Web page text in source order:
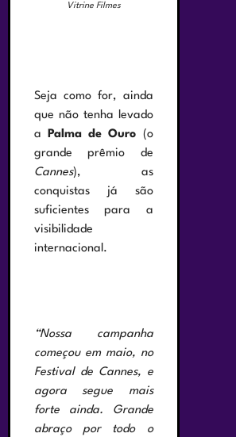
Vitrine Filmes
Seja como for, ainda
que não tenha levado
a Palma de Ouro (o
grande prêmio de
Cannes), as
conquistas já são
suficientes para a
visibilidade
internacional.
“Nossa campanha
começou em maio, no
Festival de Cannes, e
agora segue mais
forte ainda. Grande
abraço por todo o